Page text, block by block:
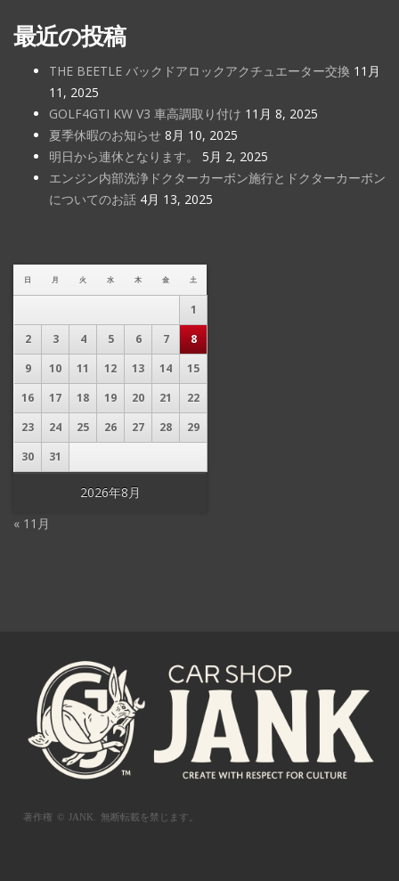
最近の投稿
THE BEETLE バックドアロックアクチュエーター交換 11月
11, 2025
GOLF4GTI KW V3 車高調取り付け 11月 8, 2025
夏季休暇のお知らせ 8月 10, 2025
明日から連休となります。
5月 2, 2025
エンジン内部洗浄ドクターカーボン施行とドクターカーボン
についてのお話 4月 13, 2025
2026年8月
日 月 火 水 木 金 土
1
2
3 4 5 6 7
8
9
10 11 12 13 14
15
16
17 18 19 20 21
22
23
24 25 26 27 28
29
30
31
« 11月
著作権 © JANK. 無断転載を禁じます。